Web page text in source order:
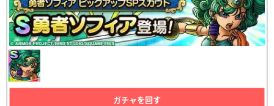
ガチャを回す